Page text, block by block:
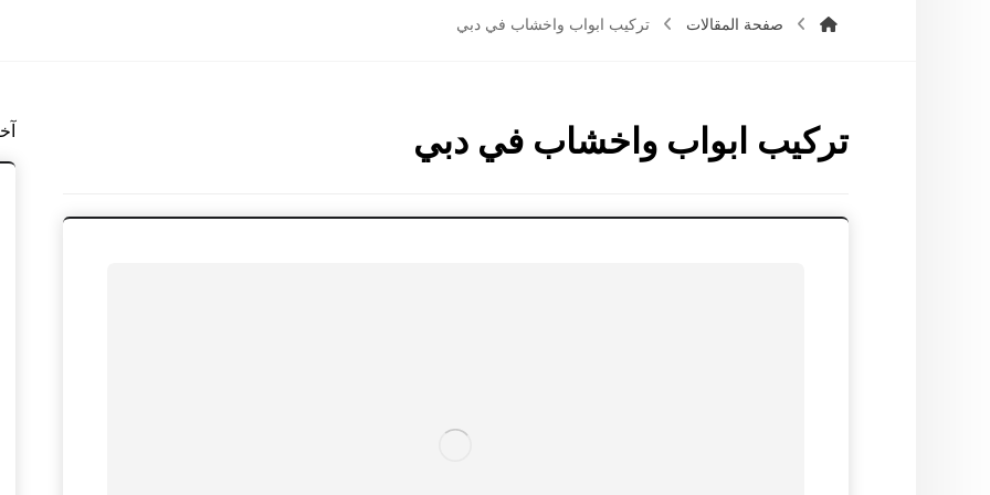
صفحة المقالات تركيب ابواب واخشاب في دبي
تركيب ابواب واخشاب في دبي